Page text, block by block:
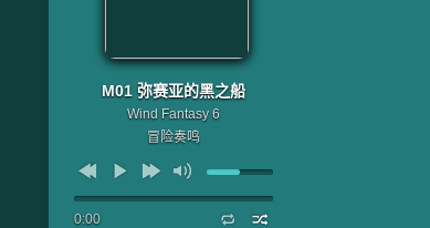
M01 弥赛亚的黑之船
Wind Fantasy 6
冒险奏鸣
0:00